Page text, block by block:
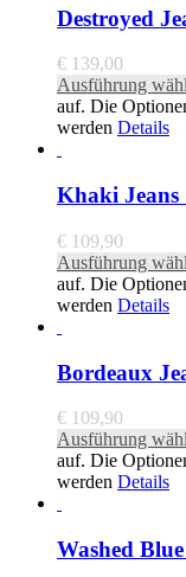
Destroyed
€ 139,00
Ausführung
auf. Die
werden Details
Khaki Jeans
€ 109,90
Ausführung
auf. Die
werden Details
Bordeaux
€ 109,90
Ausführung
auf. Die
werden Details
Washed